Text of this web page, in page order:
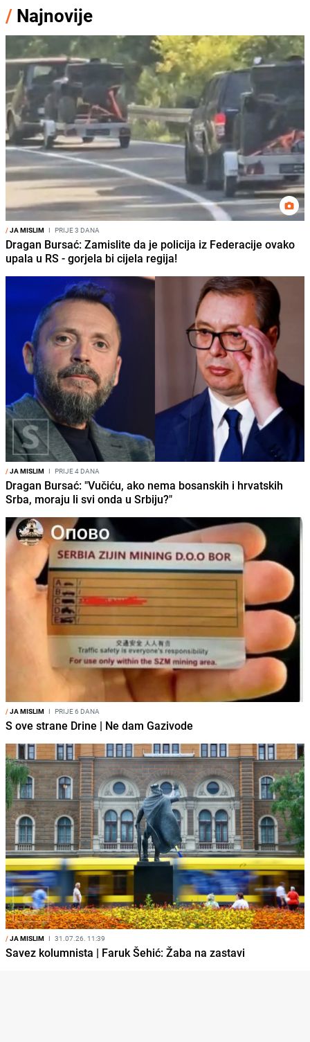
/ Najnovije
/JA MISLIM I PRIJE 3 DANA
Dragan Bursać: Zamislite da je policija iz Federacije ovako
upala u RS - gorjela bi cijela regija!
/JA MISLIM I PRIJE 4 DANA
Dragan Bursać: "Vučiću, ako nema bosanskih i hrvatskih
Srba, moraju li svi onda u Srbiju?"
/JA MISLIM I PRIJE 6 DANA
S ove strane Drine | Ne dam Gazivode
/JA MISLIM I 31.07.26. 11:39
Savez kolumnista | Faruk Šehić: Žaba na zastavi